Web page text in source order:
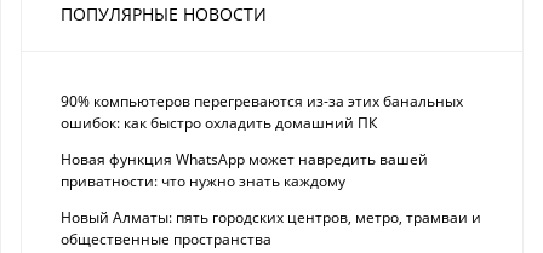
ПОПУЛЯРНЫЕ НОВОСТИ
90% компьютеров перегреваются из-за этих банальных
ошибок: как быстро охладить домашний ПК
Новая функция WhatsApp может навредить вашей
приватности: что нужно знать каждому
Новый Алматы: пять городских центров, метро, трамваи и
общественные пространства